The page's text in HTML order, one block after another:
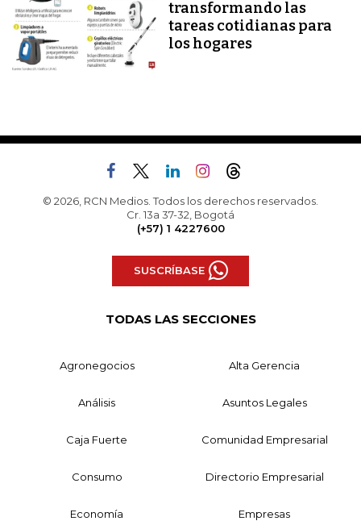
transformando las
tareas cotidianas para
los hogares
© 2026, RCN Medios. Todos los derechos reservados.
Cr. 13a 37-32, Bogotá
(+57) 1 4227600
SUSCRÍBASE
TODAS LAS SECCIONES
Agronegocios Alta Gerencia
Análisis Asuntos Legales
Caja Fuerte Comunidad Empresarial
Consumo Directorio Empresarial
Economía Empresas